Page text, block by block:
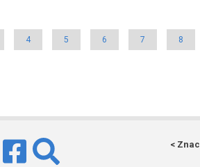
Page
4 Page
5 Page
6 Page
7 Page
8
<